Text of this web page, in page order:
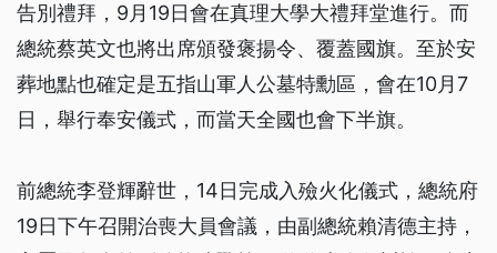
告別禮拜，9月19日會在真理大學大禮拜堂進行。而
總統蔡英文也將出席頒發褒揚令、覆蓋國旗。至於安
葬地點也確定是五指山軍人公墓特勳區，會在10月7
日，舉行奉安儀式，而當天全國也會下半旗。
前總統李登輝辭世，14日完成入殮火化儀式，總統府
19日下午召開治喪大員會議，由副總統賴清德主持，